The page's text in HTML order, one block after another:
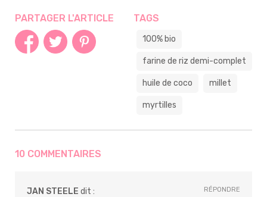
PARTAGER L'ARTICLE TAGS
100% bio
farine de riz demi-complet
huile de coco millet
myrtilles
10 COMMENTAIRES
JAN STEELE dit : RÉPONDRE